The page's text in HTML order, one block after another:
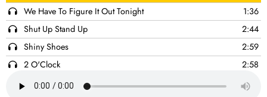
We Have To Figure It Out Tonight
1:36
Shut Up Stand Up
2:44
Shiny Shoes
2:59
2 O'Clock
2:58
Happy Now?
3:51